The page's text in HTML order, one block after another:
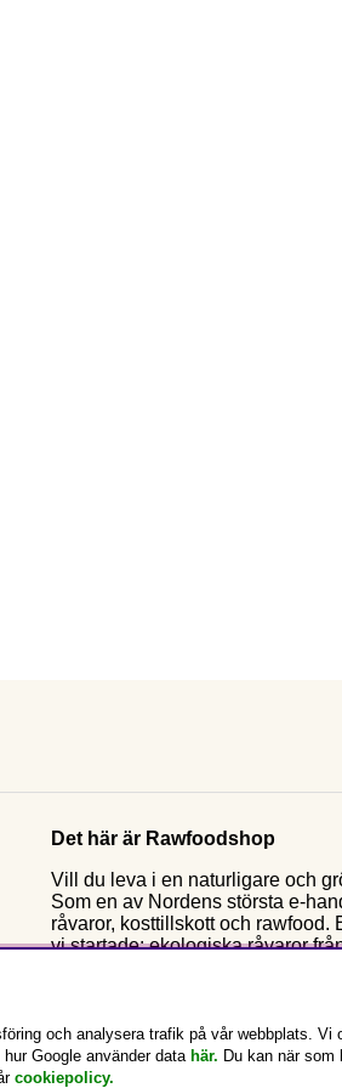
Det här är Rawfoodshop
Vill du leva i en naturligare och
Som en av Nordens största e-
råvaror, kosttillskott och rawfood.
vi startade: ekologiska råvaror
och analysera trafik på vår webbplats. Vi
Google använder data här. Du kan när som
cookiepolicy.